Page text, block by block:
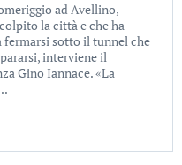
ad Avellino,
la città e che ha
sotto il tunnel che
interviene il
Gino Iannace. «La